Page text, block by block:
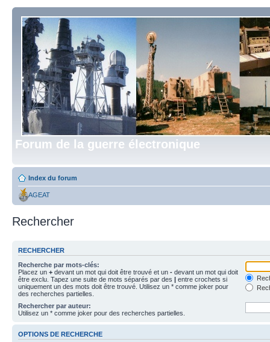
Forum de la guerre électronique
Index du forum
AGEAT
Rechercher
RECHERCHER
Recherche par mots-clés:
Placez un + devant un mot qui doit être trouvé et un - devant un mot qui doit
être exclu. Tapez une suite de mots séparés par des | entre crochets si
uniquement un des mots doit être trouvé. Utilisez un * comme joker pour
des recherches partielles.
Rechercher par auteur:
Utilisez un * comme joker pour des recherches partielles.
OPTIONS DE RECHERCHE